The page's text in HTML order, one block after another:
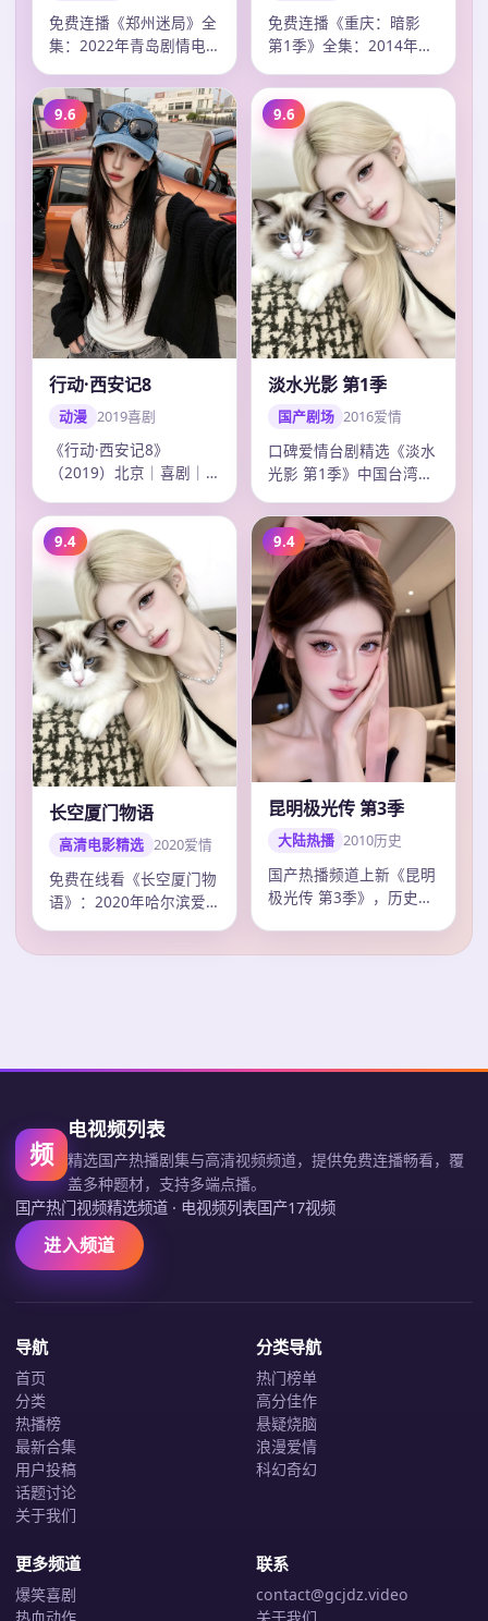
免费连播《郑州迷局》全
集：2022年青岛剧情电
伟、王一博，2…
免费连播《重庆：暗影
第1季》全集：2014年成
俊、赵丽颖、…
9.6
行动·西安记8
动漫 2019喜剧
《行动·西安记8》
（2019）北京｜喜剧｜
主演吴磊、王凯、…
9.6
淡水光影 第1季
国产剧场 2016爱情
口碑爱情台剧精选《淡水
光影 第1季》中国台湾热
象深刻，钟孟…
9.4
长空厦门物语
高清电影精选 2020爱情
免费在线看《长空厦门物
语》：2020年哈尔滨爱
9.4
昆明极光传 第3季
大陆热播 2010历史
国产热播频道上新《昆明
极光传 第3季》，历史剧
频
电视频列表
精选国产热播剧集与高清视频频道，提供免费连播畅看，覆
盖多种题材，支持多端点播。
国产热门视频精选频道 · 电视频列表国产17视频
进入频道
导航
首页
分类
热播榜
最新合集
用户投稿
话题讨论
关于我们
分类导航
热门榜单
高分佳作
悬疑烧脑
浪漫爱情
科幻奇幻
更多频道
爆笑喜剧
联系
contact@gcjdz.video